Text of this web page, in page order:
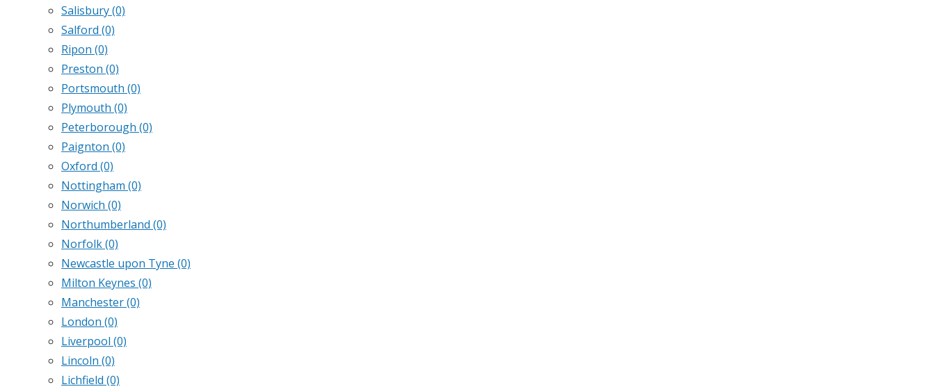
Salisbury(0)
Salford (0)
Ripon (0)
Preston (0)
Portsmouth (0)
Plymouth (0)
Peterborough (0)
Paignton (0)
Oxford (0)
Nottingham (0)
Norwich (0)
Northumberland (0)
Norfolk(0)
Newcastle upon Tyne (0)
Milton Keynes (0)
Manchester(0)
London (0)
Liverpool (0)
Lincoln (0)
Lichfield (0)